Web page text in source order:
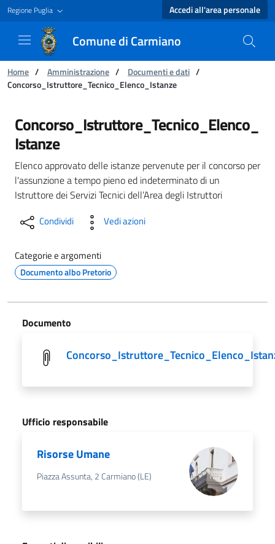
Regione Puglia Accedi all'area personale
Comune di Carmiano
Ti trovi in:
Home / Amministrazione / Documenti e dati /
Concorso_Istruttore_Tecnico_Elenco_Istanze
Concorso_Istruttore_Tecnico_Elenco_
Istanze
Elenco approvato delle istanze pervenute per il concorso per
l'assunzione a tempo pieno ed indeterminato di un
Istruttore dei Servizi Tecnici dell’Area degli Istruttori
Condividi Vedi azioni
Categorie e argomenti
Documento albo Pretorio
Documento
Ufficio responsabile
Risorse Umane
Piazza Assunta, 2 Carmiano (LE)